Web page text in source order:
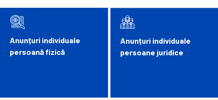
Anunțuri individuale
persoană fizică
Anunțuri individuale
persoane juridice